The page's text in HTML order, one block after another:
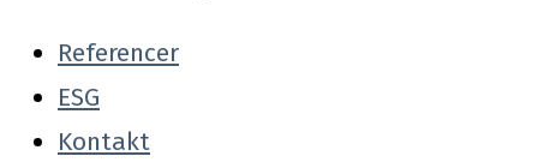
Referencer
ESG
Kontakt